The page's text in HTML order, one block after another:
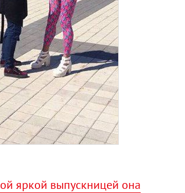
яркой выпускницей она